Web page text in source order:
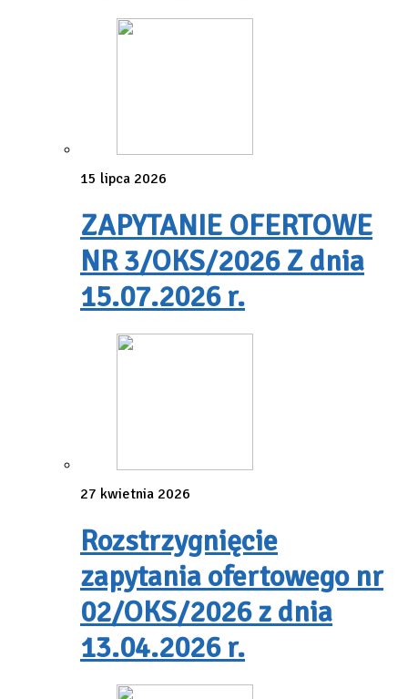
15 lipca 2026
ZAPYTANIE OFERTOWE
NR 3/OKS/2026 Z dnia
15.07.2026 r.
27 kwietnia 2026
Rozstrzygnięcie
zapytania ofertowego nr
02/OKS/2026 z dnia
13.04.2026 r.